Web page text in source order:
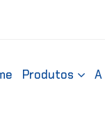
Produtos